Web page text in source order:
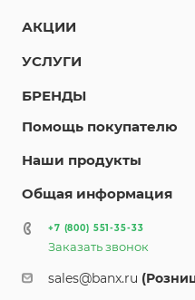
АКЦИИ
УСЛУГИ
БРЕНДЫ
Помощь покупателю
Наши продукты
Общая информация
+7 (800) 551-35-33
Заказать звонок
sales@banx.ru